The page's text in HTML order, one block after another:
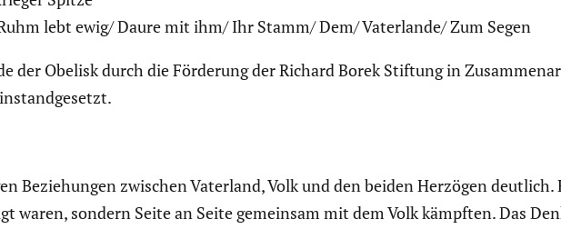
lebt ewig/ Daure mit ihm/ Ihr Stamm/ Dem/ Vaterlande/ Zum Segen
der Obelisk durch die Förderung der Richard Borek Stiftung in
Bezie­hungen zwischen Vaterland, Volk und den beiden Herzögen
waren, sondern Seite an Seite gemeinsam mit dem Volk kämpften. Das